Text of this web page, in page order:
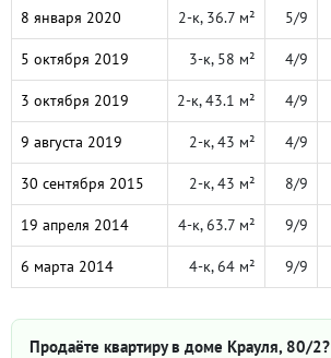
8 января 2020 2-к, 36.7 м² 5/9
5 октября 2019 3-к, 58 м² 4/9
3 октября 2019 2-к, 43.1 м² 4/9
9 августа 2019 2-к, 43 м² 4/9
30 сентября 2015 2-к, 43 м² 8/9
19 апреля 2014 4-к, 63.7 м² 9/9
6 марта 2014 4-к, 64 м² 9/9
Продаёте квартиру в доме Крауля, 80/2?